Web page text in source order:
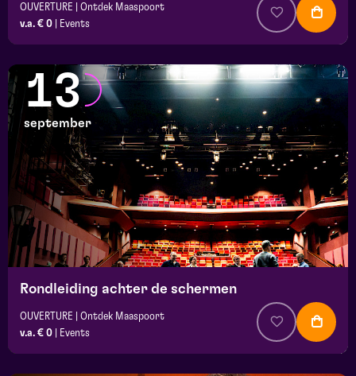
OUVERTURE | Ontdek Maaspoort
v.a. € 0
Events
13
september
Rondleiding achter de schermen
OUVERTURE | Ontdek Maaspoort
v.a. € 0
Events